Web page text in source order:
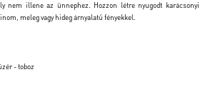
nem illene az ünnephez. Hozzon létre nyugodt karácsonyi
meleg vagy hideg árnyalatú fényekkel.
- toboz